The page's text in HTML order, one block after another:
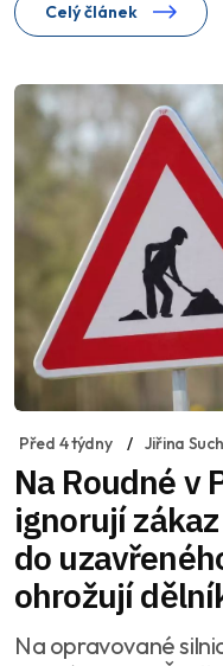
Celý článek
Před 4 týdny Jiřina
Na Roudné v
ignorují
do
ohrožují
Na opravované